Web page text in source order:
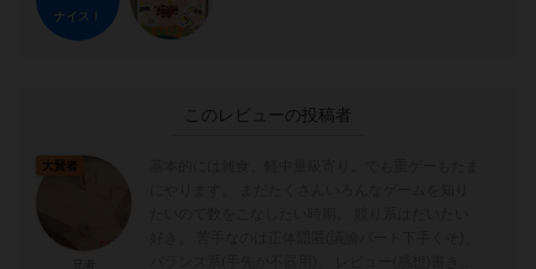
ナイス！
このレビューの投稿者
大賢者